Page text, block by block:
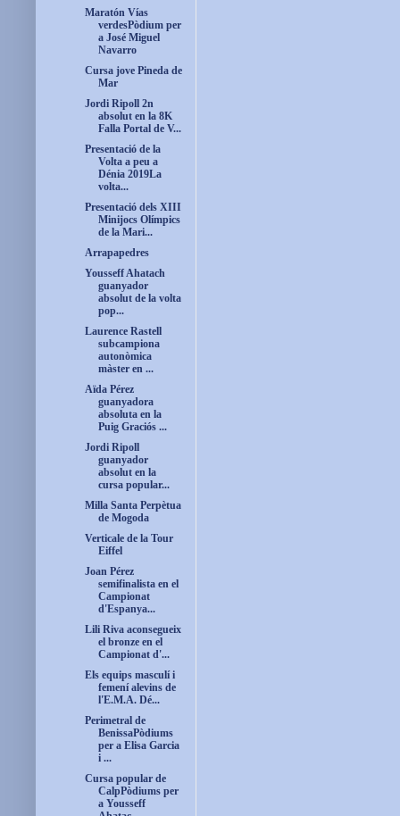
Maratón Vías
verdesPòdium per
a José Miguel
Navarro
Cursa jove Pineda de
Mar
Jordi Ripoll 2n
absolut en la 8K
Falla Portal de V...
Presentació de la
Volta a peu a
Dénia 2019La
volta...
Presentació dels XIII
Minijocs Olímpics
de la Mari...
Arrapapedres
Yousseff Ahatach
guanyador
absolut de la volta
pop...
Laurence Rastell
subcampiona
autonòmica
màster en ...
Aïda Pérez
guanyadora
absoluta en la
Puig Graciós ...
Jordi Ripoll
guanyador
absolut en la
cursa popular...
Milla Santa Perpètua
de Mogoda
Verticale de la Tour
Eiffel
Joan Pérez
semifinalista en el
Campionat
d'Espanya...
Lili Riva aconsegueix
el bronze en el
Campionat d'...
Els equips masculí i
femení alevins de
l'E.M.A. Dé...
Perimetral de
BenissaPòdiums
per a Elisa Garcia
i ...
Cursa popular de
CalpPòdiums per
a Yousseff